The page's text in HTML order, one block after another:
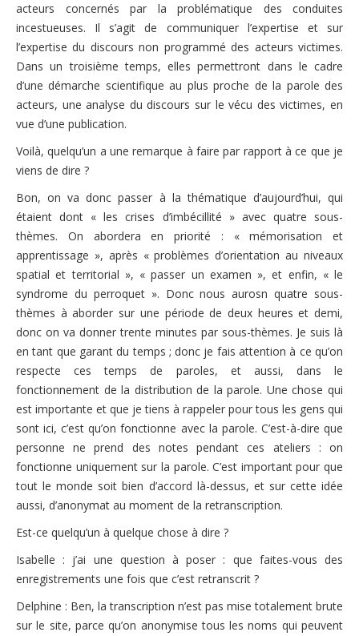
acteurs concernés par la problématique des conduites
incestueuses. Il s’agit de communiquer l’expertise et sur
l’expertise du discours non programmé des acteurs victimes.
Dans un troisième temps, elles permettront dans le cadre
d’une démarche scientifique au plus proche de la parole des
acteurs, une analyse du discours sur le vécu des victimes, en
vue d’une publication.
Voilà, quelqu’un a une remarque à faire par rapport à ce que je
viens de dire ?
Bon, on va donc passer à la thématique d’aujourd’hui, qui
étaient dont « les crises d’imbécillité » avec quatre sous-
thèmes. On abordera en priorité : « mémorisation et
apprentissage », après « problèmes d’orientation au niveaux
spatial et territorial », « passer un examen », et enfin, « le
syndrome du perroquet ». Donc nous aurosn quatre sous-
thèmes à aborder sur une période de deux heures et demi,
donc on va donner trente minutes par sous-thèmes. Je suis là
en tant que garant du temps ; donc je fais attention à ce qu’on
respecte ces temps de paroles, et aussi, dans le
fonctionnement de la distribution de la parole. Une chose qui
est importante et que je tiens à rappeler pour tous les gens qui
sont ici, c’est qu’on fonctionne avec la parole. C’est-à-dire que
personne ne prend des notes pendant ces ateliers : on
fonctionne uniquement sur la parole. C’est important pour que
tout le monde soit bien d’accord là-dessus, et sur cette idée
aussi, d’anonymat au moment de la retranscription.
Est-ce quelqu’un à quelque chose à dire ?
Isabelle : j’ai une question à poser : que faites-vous des
enregistrements une fois que c’est retranscrit ?
Delphine : Ben, la transcription n’est pas mise totalement brute
sur le site, parce qu’on anonymise tous les noms qui peuvent